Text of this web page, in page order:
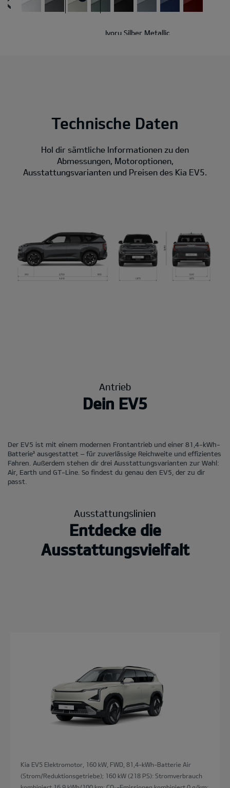
Ivory Silber Metallic
Technische Daten
Hol dir sämtliche Informationen zu den
Abmessungen, Motoroptionen,
Ausstattungsvarianten und Preisen des Kia EV5.
Antrieb
Dein EV5
Der EV5 ist mit einem modernen Frontantrieb und einer 81,4-kWh-
Batterie³ ausgestattet – für zuverlässige Reichweite und effizientes
Fahren. Außerdem stehen dir drei Ausstattungsvarianten zur Wahl:
Air, Earth und GT-Line. So findest du genau den EV5, der zu dir
passt.
Ausstattungslinien
Entdecke die
Ausstattungsvielfalt
Kia EV5 Elektromotor, 160 kW, FWD, 81,4-kWh-Batterie Air
(Strom/Reduktionsgetriebe); 160 kW (218 PS): Stromverbrauch